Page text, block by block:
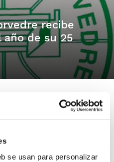
se usan para personalizar
recibe
año de su 25
en estos días